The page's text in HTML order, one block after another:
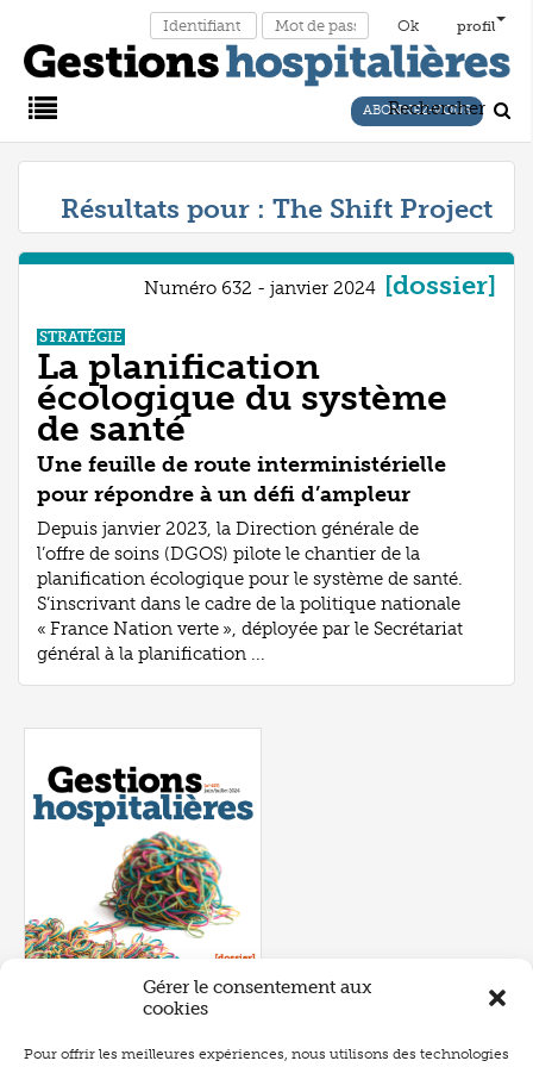
Gérer le consentement aux
cookies
Pour offrir les meilleures expériences, nous utilisons des technologies
profil
Main
Menu
ABONNEZ-VOUS
Rechercher
Résultats pour : The Shift Project
Numéro 632 - janvier 2024 [dossier]
STRATÉGIE
La planification
écologique du système
de santé
Une feuille de route interministérielle
pour répondre à un défi d’ampleur
Depuis janvier 2023, la Direction générale de
l’offre de soins (DGOS) pilote le chantier de la
planification écologique pour le système de santé.
S’inscrivant dans le cadre de la politique nationale
« France Nation verte », déployée par le Secrétariat
général à la planification ...